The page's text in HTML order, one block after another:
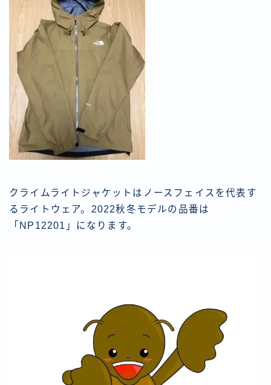
クライムライトジャケットはノースフェイスを代表す
るライトウェア。2022秋冬モデルの品番は
「NP12201」になります。